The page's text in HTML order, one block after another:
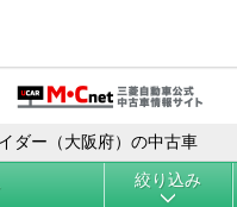
ダー（大阪府）の中古車
絞り込み